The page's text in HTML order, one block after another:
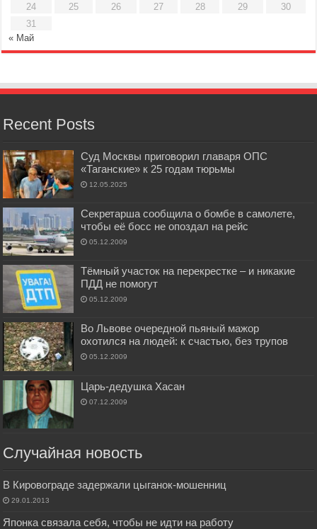
24
25 26 27 28 29
30
31
« Май
Recent Posts
Суд Москвы приговорил главаря ОПС
«Таганские» к 25 годам тюрьмы
12.05.2025
Секретарша сообщила о бомбе в самолете,
чтобы её босс не опоздал на рейс
05.12.2009
Тёмный участок на перекрестке – и никакие
ПДД не помогут
05.12.2009
Во Львове очередной пьяный мажор
охотился на людей: к счастью, без трупов
05.12.2009
Царь-дедушка Хасан
07.12.2009
Случайная новость
В Кировограде задержали цыганок-мошенниц
29.01.2013
Японка связала себя, чтобы не идти на работу